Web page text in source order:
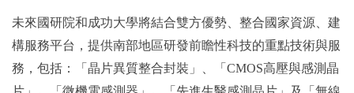
未來國研院和成功大學將結合雙方優勢、整合國家資源、建
構服務平台，提供南部地區研發前瞻性科技的重點技術與服
務，包括：「晶片異質整合封裝」、「CMOS高壓與感測晶